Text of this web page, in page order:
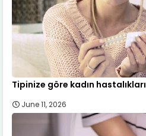
Tipinize göre kadın hastalıkları
June 11, 2026